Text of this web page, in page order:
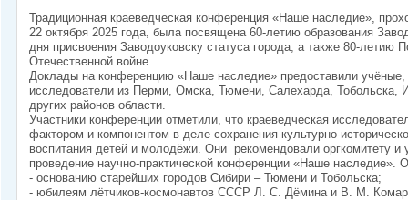
Традиционная краеведческая конференция «Наше наследие»,
22 октября 2025 года, была посвящена 60-летию образования
дня присвоения Заводоуковску статуса города, а также 80-летию
Отечественной войне.
Доклады на конференцию «Наше наследие» предоставили учёные,
исследователи из Перми, Омска, Тюмени, Салехарда, Тобольска,
других районов области.
Участники конференции отметили, что краеведческая
фактором и компонентом в деле сохранения культурно-
воспитания детей и молодёжи. Они рекомендовали оргкомитету и
проведение научно-практической конференции «Наше
- основанию старейших городов Сибири – Тюмени и Тобольска;
- юбилеям лётчиков-космонавтов СССР Л. С. Дёмина и В. М.